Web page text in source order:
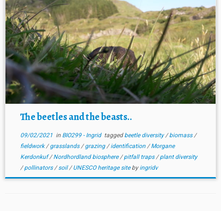
The beetles and the beasts..
09/02/2021in BIO299 - Ingrid tagged beetle diversity/biomass/
fieldwork/grasslands/grazing/identification /Morgane
Kerdonkuf/Nordhordland biosphere/pitfall traps/plant diversity
/pollinators/soil/UNESCO heritage site by ingridv